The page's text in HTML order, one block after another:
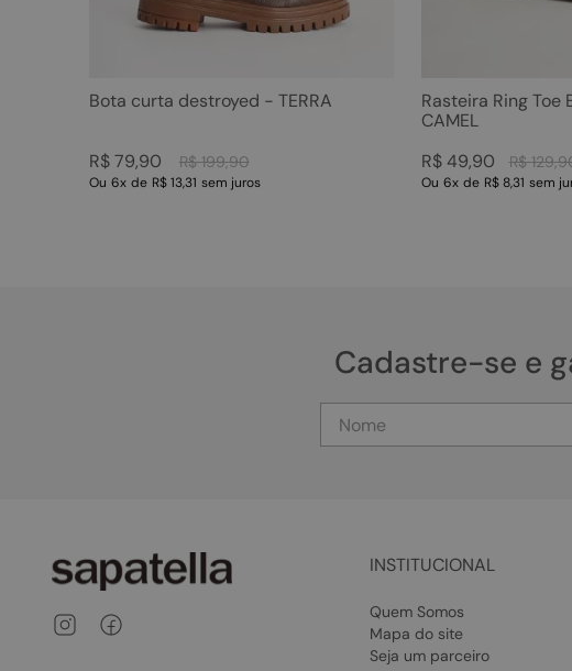
Bota curta destroyed - TERRA
R$ 199,90
R$ 79,90
Ou 6x de R$ 13,31 sem juros
Rasteira Ring Toe
CAMEL
R$ 129,
R$ 49,90
Ou 6x de R$ 8,31 sem
Cadastre-se e
INSTITUCIONAL
Quem Somos
Mapa do site
Seja um parceiro